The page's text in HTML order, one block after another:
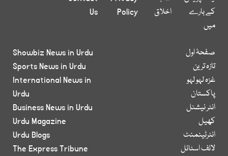
کے بارے
میں
اخلاق
Policy
Us
صفحۂ اول
تازہ ترین
غزہ لہو لہو
پاکستان
انٹر نیشنل
کھیل
انٹرٹینمنٹ
لائف اسٹائل
Showbiz News in Urdu
Sports News in Urdu
International News in
Urdu
Business News in Urdu
Urdu Magazine
Urdu Blogs
The Express Tribune